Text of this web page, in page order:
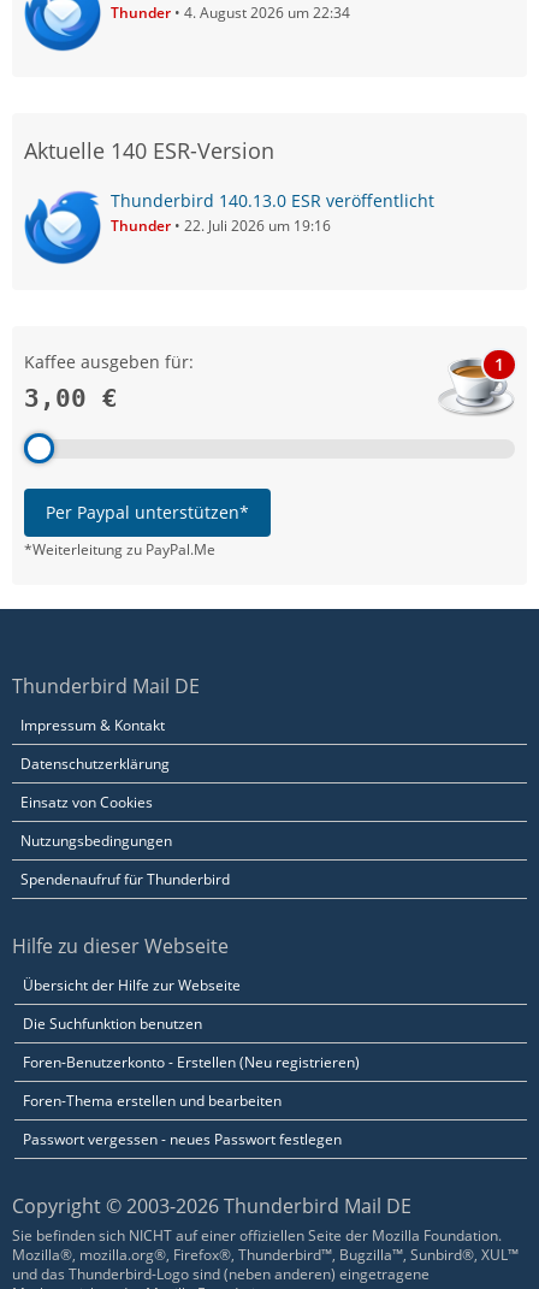
Thunder 4. August 2026 um 22:34
Aktuelle 140 ESR-Version
Thunderbird 140.13.0 ESR veröffentlicht
Thunder 22. Juli 2026 um 19:16
Kaffee ausgeben für:
3,00 €
1
Per Paypal unterstützen*
*Weiterleitung zu PayPal.Me
Thunderbird Mail DE
Impressum & Kontakt
Datenschutzerklärung
Einsatz von Cookies
Nutzungsbedingungen
Spendenaufruf für Thunderbird
Hilfe zu dieser Webseite
Übersicht der Hilfe zur Webseite
Die Suchfunktion benutzen
Foren-Benutzerkonto - Erstellen (Neu registrieren)
Foren-Thema erstellen und bearbeiten
Passwort vergessen - neues Passwort festlegen
Copyright © 2003-2026 Thunderbird Mail DE
Sie befinden sich NICHT auf einer offiziellen Seite der Mozilla Foundation.
Mozilla®, mozilla.org®, Firefox®, Thunderbird™, Bugzilla™, Sunbird®, XUL™
und das Thunderbird-Logo sind (neben anderen) eingetragene